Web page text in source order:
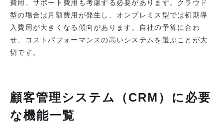
費用、サポート費用も考慮する必要があります。クラウド
型の場合は月額費用が発生し、オンプレミス型では初期導
入費用が大きくなる傾向があります。自社の予算に合わ
せ、コストパフォーマンスの高いシステムを選ぶことが大
切です。
顧客管理システム（CRM）に必要
な機能一覧